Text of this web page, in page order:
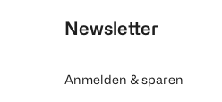
Newsletter
Anmelden & sparen